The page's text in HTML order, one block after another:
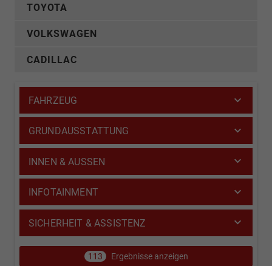
TOYOTA
VOLKSWAGEN
CADILLAC
FAHRZEUG
GRUNDAUSSTATTUNG
INNEN & AUSSEN
INFOTAINMENT
SICHERHEIT & ASSISTENZ
113 Ergebnisse anzeigen